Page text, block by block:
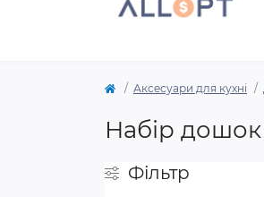
Аксесуари для кухні
Набір дошок
Фільтр